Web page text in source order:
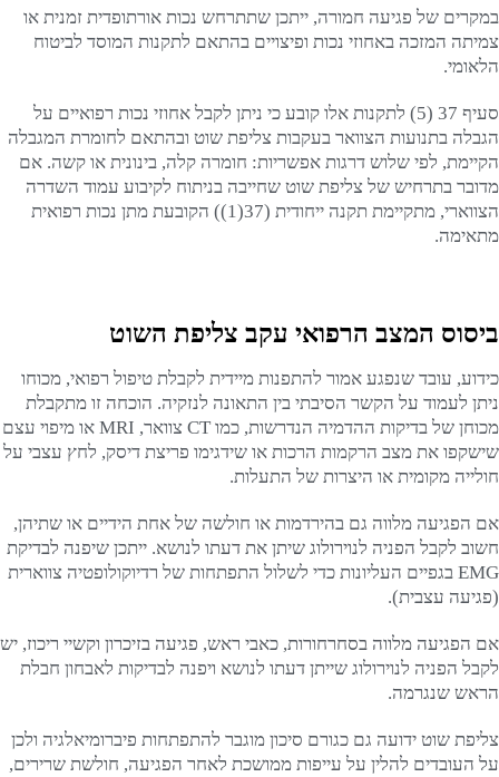
במקרים של פגיעה חמורה, ייתכן שתתרחש נכות אורתופדית זמנית או
צמיתה המזכה באחוזי נכות ופיצויים בהתאם לתקנות המוסד לביטוח
הלאומי.
סעיף 37 (5) לתקנות אלו קובע כי ניתן לקבל אחוזי נכות רפואיים על
הגבלה בתנועות הצוואר בעקבות צליפת שוט ובהתאם לחומרת המגבלה
הקיימת, לפי שלוש דרגות אפשריות: חומרה קלה, בינונית או קשה. אם
מדובר בתרחיש של צליפת שוט שחייבה בניתוח לקיבוע עמוד השדרה
הצווארי, מתקיימת תקנה ייחודית (37(1)) הקובעת מתן נכות רפואית
מתאימה.
ביסוס המצב הרפואי עקב צליפת השוט
כידוע, עובד שנפגע אמור להתפנות מיידית לקבלת טיפול רפואי, מכוחו
ניתן לעמוד על הקשר הסיבתי בין התאונה לנזקיה. הוכחה זו מתקבלת
מכוחן של בדיקות ההדמיה הנדרשות, כמו CT צוואר, MRI או מיפוי עצם
שישקפו את מצב הרקמות הרכות או שידגימו פריצת דיסק, לחץ עצבי על
חולייה מקומית או היצרות של התעלות.
אם הפגיעה מלווה גם בהירדמות או חולשה של אחת הידיים או שתיהן,
חשוב לקבל הפניה לנוירולוג שיתן את דעתו לנושא. ייתכן שיפנה לבדיקת
EMG בגפיים העליונות כדי לשלול התפתחות של רדיוקולופטיה צווארית
(פגיעה עצבית).
אם הפגיעה מלווה בסחרחורות, כאבי ראש, פגיעה בזיכרון וקשיי ריכוז, יש
לקבל הפניה לנוירולוג שייתן דעתו לנושא ויפנה לבדיקות לאבחון חבלת
הראש שנגרמה.
צליפת שוט ידועה גם כגורם סיכון מוגבר להתפתחות פיברומיאלגיה ולכן
על העובדים להלין על עייפות ממושכת לאחר הפגיעה, חולשת שרירים,